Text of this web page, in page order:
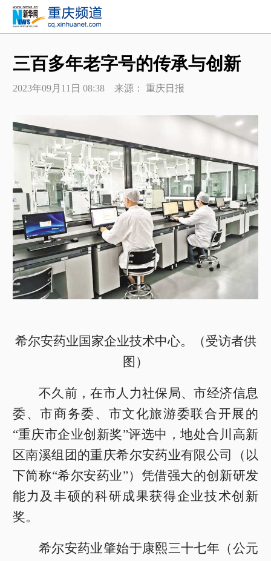
三百多年老字号的传承与创新
2023年09月11日 08:38 来源： 重庆日报
希尔安药业国家企业技术中心。（受访者供
图）
不久前，在市人力社保局、市经济信息
委、市商务委、市文化旅游委联合开展的
“重庆市企业创新奖”评选中，地处合川高新
区南溪组团的重庆希尔安药业有限公司（以
下简称“希尔安药业”）凭借强大的创新研发
能力及丰硕的科研成果获得企业技术创新
奖。
希尔安药业肇始于康熙三十七年（公元